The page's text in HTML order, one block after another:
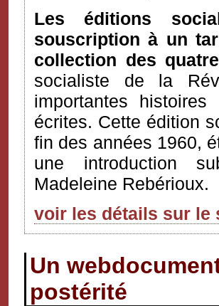
Les éditions
souscription à un
collection des
socialiste de la
importantes
écrites. Cette édition
fin des années 1960,
une introduction
Madeleine Rebérioux.
voir les détails sur le
Un
postérité